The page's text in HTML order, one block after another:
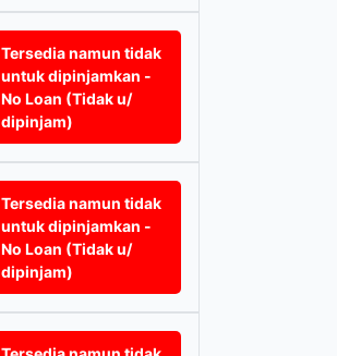
Tersedia namun tidak
untuk dipinjamkan -
No Loan (Tidak u/
dipinjam)
Tersedia namun tidak
untuk dipinjamkan -
No Loan (Tidak u/
dipinjam)